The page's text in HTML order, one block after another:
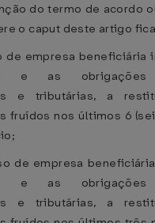
do termo de acordo
o caput deste artigo
de empresa beneficiária
e as obrigações
e tributárias, a
fruídos nos últimos 6
de empresa
e as obrigações
e tributárias, a